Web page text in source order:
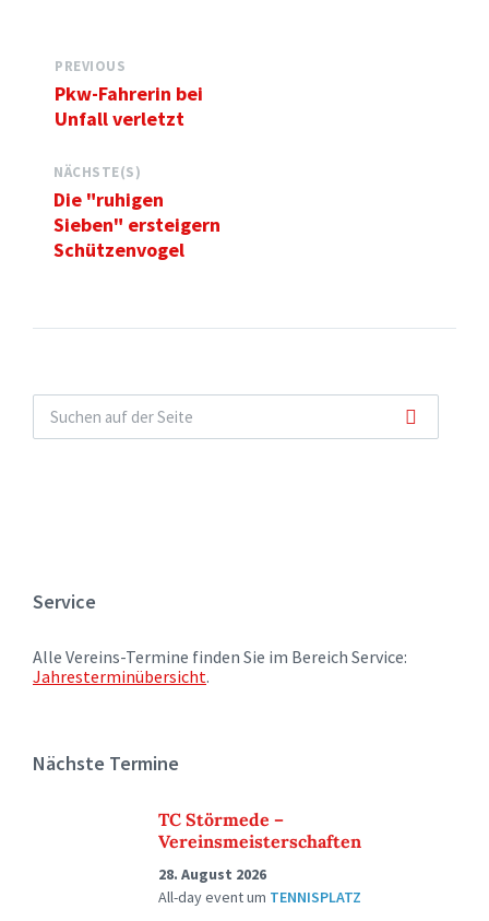
PREVIOUS
Pkw-Fahrerin bei
Unfall verletzt
NÄCHSTE(S)
Die "ruhigen
Sieben" ersteigern
Schützenvogel
Service
Alle Vereins-Termine finden Sie im Bereich Service:
Jahresterminübersicht.
Nächste Termine
TC Störmede –
Vereinsmeisterschaften
28. August 2026
All-day eventum TENNISPLATZ